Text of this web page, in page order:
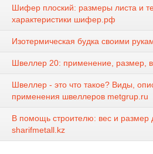
Шифер плоский: размеры листа и
характеристики шифер.рф
Изотермическая будка своими
Швеллер 20: применение, размер,
Швеллер - это что такое? Виды,
применения швеллеров metgrup.ru
В помощь строителю: вес и размер
sharifmetall.kz